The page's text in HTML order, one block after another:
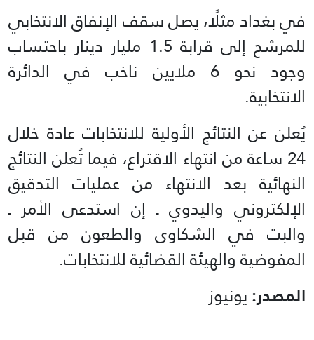
في بغداد مثلًا، يصل سقف الإنفاق الانتخابي
للمرشح إلى قرابة 1.5 مليار دينار باحتساب
وجود نحو 6 ملايين ناخب في الدائرة
الانتخابية.
يُعلن عن النتائج الأولية للانتخابات عادة خلال
24 ساعة من انتهاء الاقتراع، فيما تُعلن النتائج
النهائية بعد الانتهاء من عمليات التدقيق
الإلكتروني واليدوي ـ إن استدعى الأمر ـ
والبت في الشكاوى والطعون من قبل
المفوضية والهيئة القضائية للانتخابات.
المصدر:يونيوز